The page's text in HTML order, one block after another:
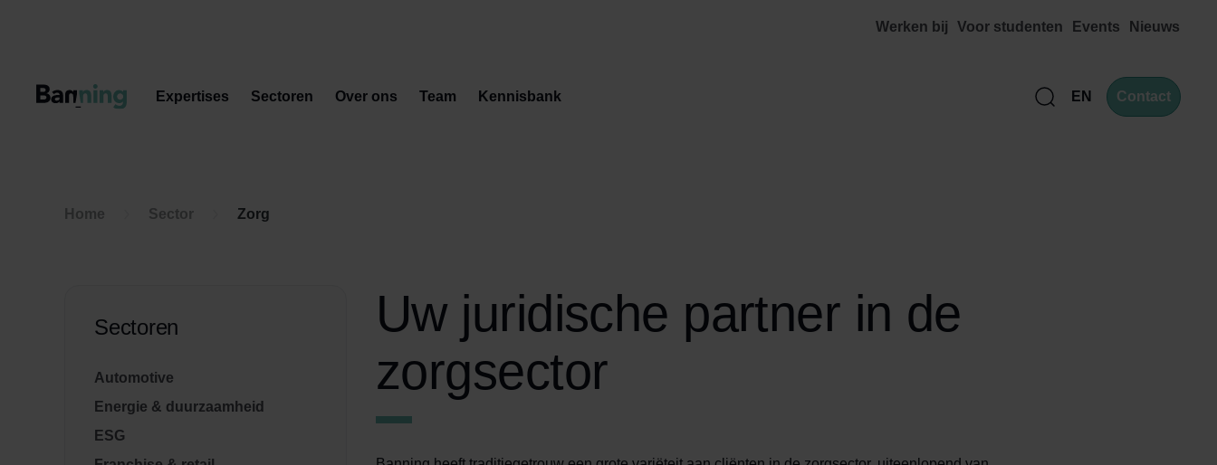
Werken bij Voor studenten Events Nieuws
ZoekEN Contact
Expertises Sectoren Over ons Team Kennisbank
Home Sector Zorg
Uw juridische partner in de
zorgsector
Sectoren
Automotive
Energie & duurzaamheid
ESG